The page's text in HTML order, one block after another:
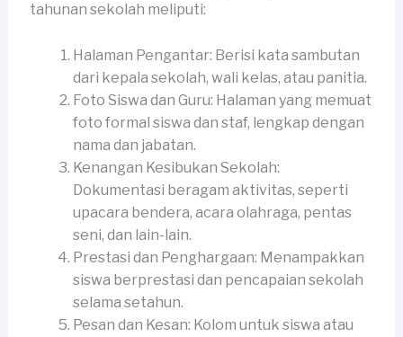
tahunan sekolah meliputi:
Halaman Pengantar: Berisi kata sambutan
dari kepala sekolah, wali kelas, atau panitia.
Foto Siswa dan Guru: Halaman yang memuat
foto formal siswa dan staf, lengkap dengan
nama dan jabatan.
Kenangan Kesibukan Sekolah:
Dokumentasi beragam aktivitas, seperti
upacara bendera, acara olahraga, pentas
seni, dan lain-lain.
Prestasi dan Penghargaan: Menampakkan
siswa berprestasi dan pencapaian sekolah
selama setahun.
Pesan dan Kesan: Kolom untuk siswa atau